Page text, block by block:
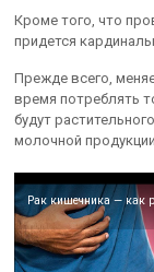
Кроме того, что
придется
Прежде всего,
время потреблять
будут
молочной